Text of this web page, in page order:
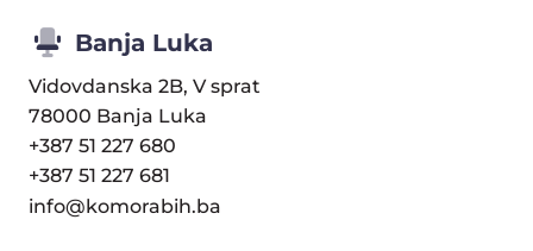
Banja Luka
Vidovdanska 2B, V sprat
78000 Banja Luka
+387 51 227 680
+387 51 227 681
info@komorabih.ba